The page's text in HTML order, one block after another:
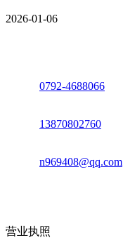
2026-01-06
0792-4688066
13870802760
n969408@qq.com
营业执照